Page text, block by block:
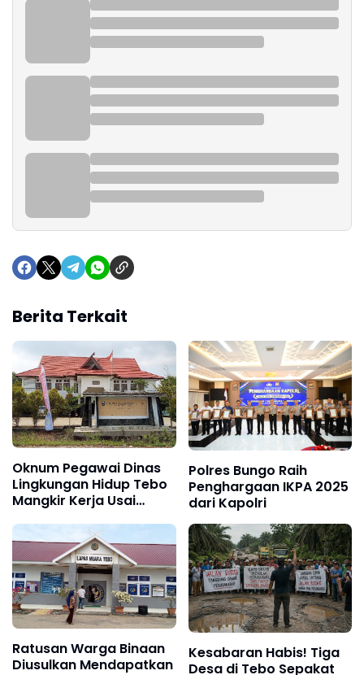
Berita Terkait
Oknum Pegawai Dinas
Lingkungan Hidup Tebo
Mangkir Kerja Usai
Pilih Bungkam
Polres Bungo Raih
Penghargaan IKPA 2025
dari Kapolri
Ratusan Warga Binaan
Diusulkan Mendapatkan
Kesabaran Habis! Tiga
Desa di Tebo Sepakat